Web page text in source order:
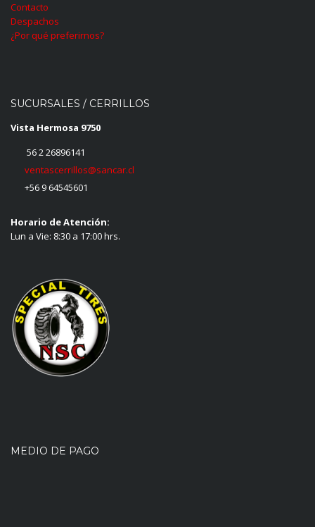
Contacto
Despachos
¿Por qué preferirnos?
SUCURSALES / CERRILLOS
Vista Hermosa 9750
56 2 26896141
ventascerrillos@sancar.cl
+56 9 64545601
Horario de Atención:
Lun a Vie: 8:30 a 17:00 hrs.
MEDIO DE PAGO